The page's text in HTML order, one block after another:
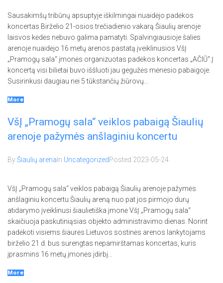
Sausakimšų tribūnų apsuptyje iškilmingai nuaidėjo padėkos
koncertas Birželio 21-osios trečiadienio vakarą Šiaulių arenoje
laisvos kėdės nebuvo galima pamatyti. Spalvingiausioje šalies
arenoje nuaidėjo 16 metų arenos pastatą įveiklinusios VšĮ
„Pramogų sala“ įmonės organizuotas padėkos koncertas „AČIŪ“.Į
koncertą visi bilietai buvo iššluoti jau gegužės mėnesio pabaigoje.
Susirinkusi daugiau nei 5 tūkstančių žiūrovų...
More
VšĮ „Pramogų sala“ veiklos pabaigą Šiaulių
arenoje pažymės anšlaginiu koncertu
ByŠiaulių arena In UncategorizedPosted 2023-05-24
VšĮ „Pramogų sala“ veiklos pabaigą Šiaulių arenoje pažymės
anšlaginiu koncertu Šiaulių areną nuo pat jos pirmojo durų
atidarymo įveiklinusi šiaulietiška įmonė VšĮ „Pramogų sala“
skaičiuoja paskutiniąsias objekto administravimo dienas. Norint
padėkoti visiems šiaurės Lietuvos sostinės arenos lankytojams
birželio 21 d. bus surengtas nepamirštamas koncertas, kuris
įprasmins 16 metų įmonės įdirbį...
More